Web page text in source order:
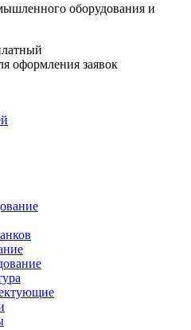
оборудования и
оформления заявок